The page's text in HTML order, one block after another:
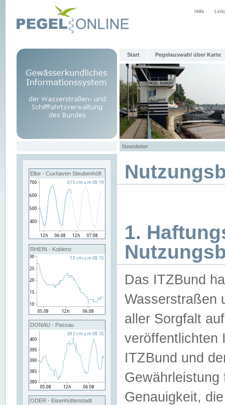
Hilfe
Start Pegelauswahl über Karte
Newsletter
Elbe - Cuxhaven Steubenhöft
RHEIN - Koblenz
DONAU - Passau
ODER - Eisenhüttenstadt
1.
Das ITZBund
Wasserstraßen
aller Sorgfalt
veröffentlichten
ITZBund und
Genauigkeit,